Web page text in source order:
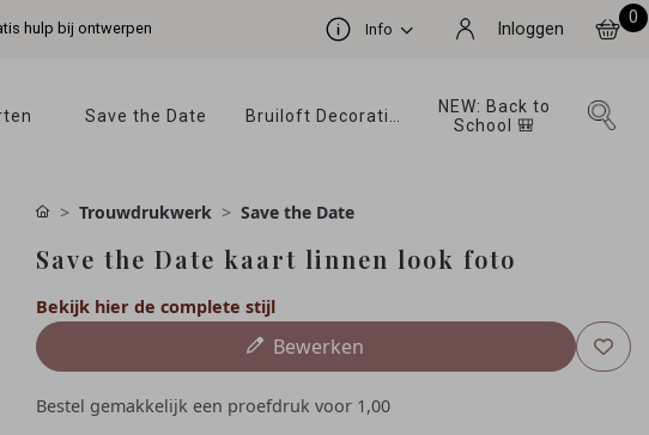
hulp bij ontwerpen Info Inloggen
0
Save the Date
NEW: Back to
School 🎒
Trouwdrukwerk Save the Date
Save the Date kaart linnen look foto
Bekijk hier de complete stijl
Bewerken
Bestel gemakkelijk een proefdruk voor 1,00